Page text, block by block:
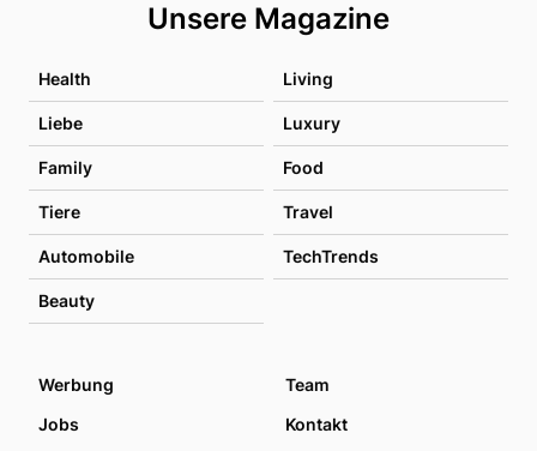
Unsere Magazine
Health Living
Liebe Luxury
Family Food
Tiere Travel
Automobile TechTrends
Beauty
Werbung
Team
Jobs
Kontakt